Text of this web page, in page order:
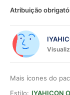
Atribuição
Mais ícones do
Estilo: IYAHICON